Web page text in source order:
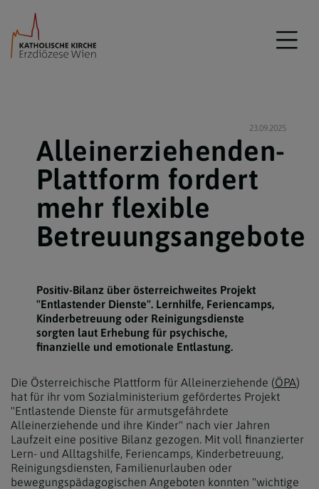
23.09.2025
Alleinerziehenden-
Plattform fordert
mehr flexible
Betreuungsangebote
Positiv-Bilanz über österreichweites Projekt
"Entlastender Dienste". Lernhilfe, Feriencamps,
Kinderbetreuung oder Reinigungsdienste
sorgten laut Erhebung für psychische,
finanzielle und emotionale Entlastung.
Die Österreichische Plattform für Alleinerziehende (ÖPA)
hat für ihr vom Sozialministerium gefördertes Projekt
"Entlastende Dienste für armutsgefährdete
Alleinerziehende und ihre Kinder" nach vier Jahren
Laufzeit eine positive Bilanz gezogen. Mit voll finanzierter
Lern- und Alltagshilfe, Feriencamps, Kinderbetreuung,
Reinigungsdiensten, Familienurlauben oder
bewegungspädagogischen Angeboten konnten "wichtige